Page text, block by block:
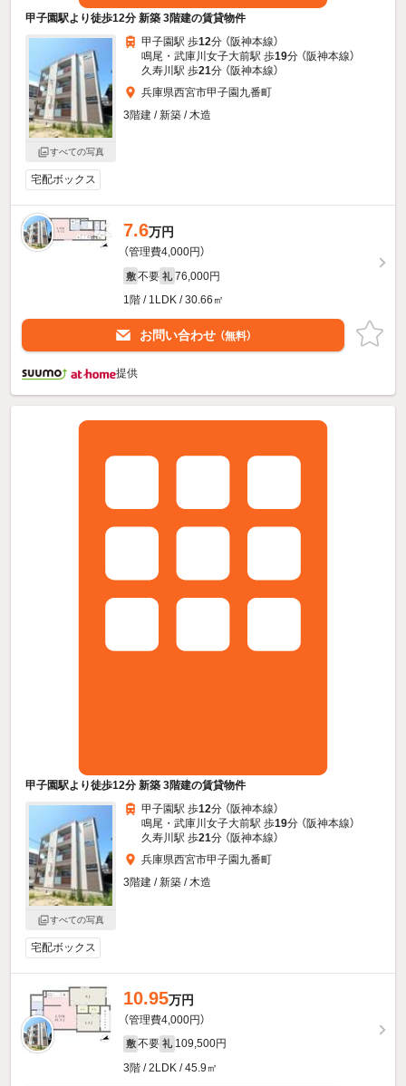
甲子園駅より徒歩12分 新築 3階建の賃貸物件
すべての写真
甲子園駅 歩12分 （阪神本線）
鳴尾・武庫川女子大前駅 歩19分 （阪神本線）
久寿川駅 歩21分 （阪神本線）
兵庫県西宮市甲子園九番町
3階建 / 新築 / 木造
宅配ボックス
7.6万円
（管理費4,000円）
敷 不要 礼 76,000円
1階 / 1LDK / 30.66㎡
お問い合わせ （無料）
提供
甲子園駅より徒歩12分 新築 3階建の賃貸物件
すべての写真
甲子園駅 歩12分 （阪神本線）
鳴尾・武庫川女子大前駅 歩19分 （阪神本線）
久寿川駅 歩21分 （阪神本線）
兵庫県西宮市甲子園九番町
3階建 / 新築 / 木造
宅配ボックス
10.95万円
（管理費4,000円）
敷 不要 礼 109,500円
3階 / 2LDK / 45.9㎡